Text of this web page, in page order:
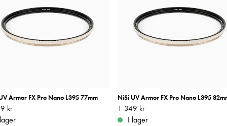
Armor FX Pro Nano L395 77mm
349 kr
kr
NiSi UV Armor FX Pro Nano L395
Pris:1 349 kr
1 349 kr
I lager